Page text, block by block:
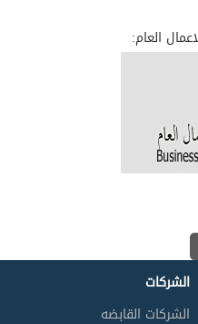
العام:
الشركات
الشركات القابضه